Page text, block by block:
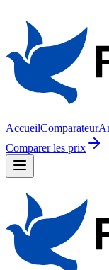
AccueilComparateur
Comparer les prix